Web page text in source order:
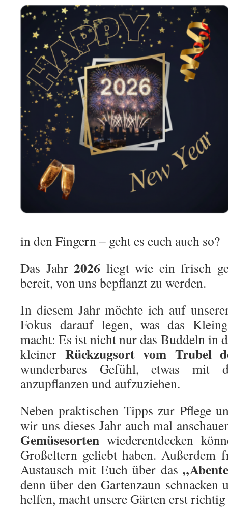
in den Fingern – geht es euch auch so?
Das Jahr 2026 liegt wie ein frisch
bereit, von uns bepflanzt zu werden.
In diesem Jahr möchte ich auf
Fokus darauf legen, was das
macht: Es ist nicht nur das Buddeln in
kleiner Rückzugsort vom Trubel
wunderbares Gefühl, etwas mit
anzupflanzen und aufzuziehen.
Neben praktischen Tipps zur Pflege
wir uns dieses Jahr auch mal
Gemüsesorten wiederentdecken
Großeltern geliebt haben. Außerdem
Austausch mit Euch über das
denn über den Gartenzaun schnacken
helfen, macht unsere Gärten erst